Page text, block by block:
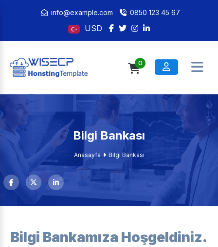
info@example.com 0850 123 45 67
USD
0
Bilgi Bankası
Anasayfa Bilgi Bankası
Bilgi Bankamıza Hoşgeldiniz.